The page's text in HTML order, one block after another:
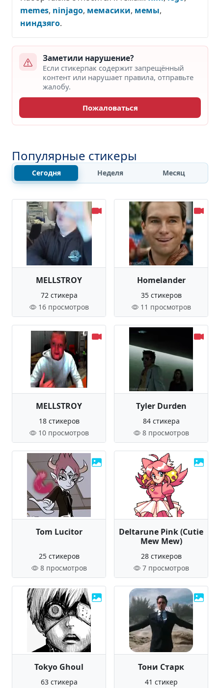
memes, ninjago, мемасики, мемы,
ниндзяго.
Заметили нарушение?
Если стикерпак содержит запрещённый
контент или нарушает правила, отправьте
жалобу.
Пожаловаться
Популярные стикеры
Сегодня Неделя Месяц
MELLSTROY
72 стикера
16 просмотров
Homelander
35 стикеров
11 просмотров
MELLSTROY
18 стикеров
10 просмотров
Tyler Durden
84 стикера
8 просмотров
Tom Lucitor
25 стикеров
8 просмотров
Deltarune Pink (Cutie
Mew Mew)
28 стикеров
7 просмотров
Tokyo Ghoul
63 стикера
Тони Старк
41 стикер